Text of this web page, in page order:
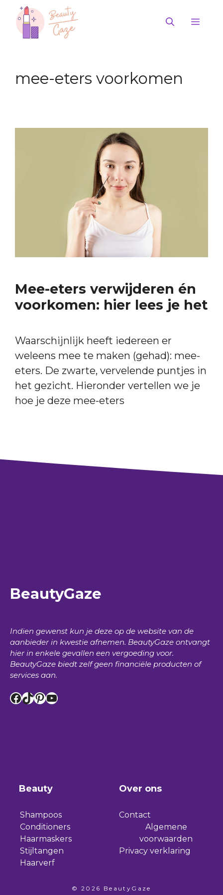
naar
mee-eters voorkomen
Mee-eters verwijderen én
voorkomen: hier lees je het
Waarschijnlijk heeft iedereen er
weleens mee te maken (gehad): mee-
eters. De zwarte, vervelende puntjes in
het gezicht. Hieronder vertellen we je
hoe je deze mee-eters
BeautyGaze
Indien gewenst kun je deze op de website van de
aanbieder in kwestie afnemen. BeautyGaze ontvangt
hier in enkele gevallen een vergoeding voor.
BeautyGaze biedt zelf geen financiële producten of
services aan.
Facebook
TikTok
Pinterest
YouTube
Beauty
Shampoos
Conditioners
Haarmaskers
Stijltangen
Haarverf
Over ons
Contact
Algemene
voorwaarden
Privacy verklaring
© 2026 BeautyGaze